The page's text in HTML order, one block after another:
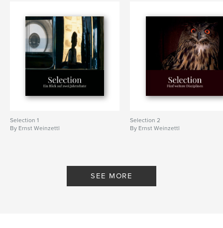
Selection 1
By Ernst Weinzettl
Selection 2
By Ernst Weinzettl
SEE MORE